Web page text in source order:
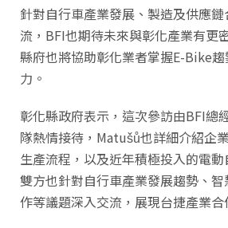
針對自行車產業發展、製造及供應
流，BFI也期待未來與彰化產業有更
縣府也將協助彰化業者掌握E-Bike
力。
彰化縣政府表示，這次參訪由BFI總
隊熱情接待，Matušů也詳細介紹企
生產流程，以及近年積極投入的電動
雙方也針對自行車產業發展趨勢、
作等議題深入交流，展現台捷產業合